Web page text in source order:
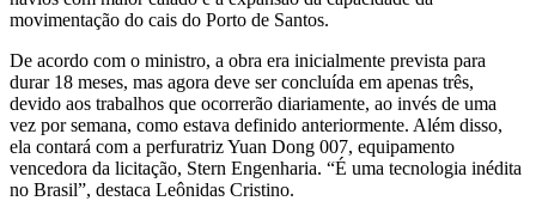
movimentação do cais do Porto de Santos.
De acordo com o ministro, a obra era inicialmente prevista para
durar 18 meses, mas agora deve ser concluída em apenas três,
devido aos trabalhos que ocorrerão diariamente, ao invés de uma
vez por semana, como estava definido anteriormente. Além disso,
ela contará com a perfuratriz Yuan Dong 007, equipamento
vencedora da licitação, Stern Engenharia. “É uma tecnologia inédita
no Brasil”, destaca Leônidas Cristino.